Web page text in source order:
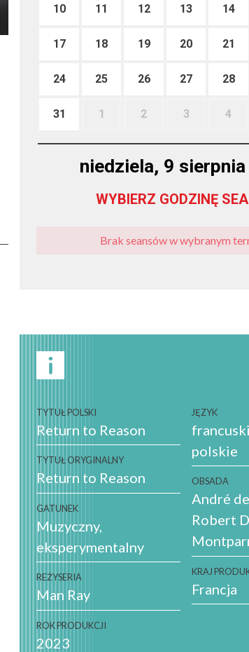
10 11 12 13 14
17 18 19 20 21
24 25 26 27 28
31 1 2 3 4
niedziela, 9
WYBIERZ GODZINĘ
Brak seansów w wybranym
TYTUŁ POLSKI
Return to Reason
TYTUŁ ORYGINALNY
Return to Reason
GATUNEK
Muzyczny
eksperymentalny
REŻYSERIA
Man Ray
ROK PRODUKCJI
2023
JĘZYK
polskie
OBSADA
André
Robert
KRAJ
Francja